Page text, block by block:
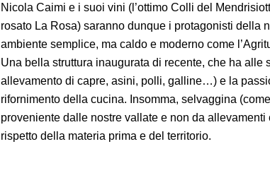
Nicola Caimi e i suoi vini (l’ottimo Colli del
rosato La Rosa) saranno dunque i protagonisti della
ambiente semplice, ma caldo e moderno come
Una bella struttura inaugurata di recente, che ha
allevamento di capre, asini, polli, galline…) e la
rifornimento della cucina. Insomma, selvaggina
proveniente dalle nostre vallate e non da
rispetto della materia prima e del territorio.